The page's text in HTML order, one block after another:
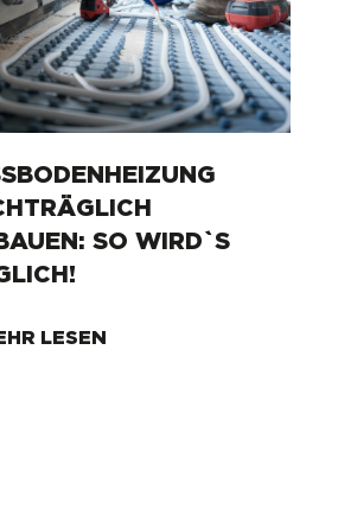
N
E
SO WIRD`S M
LESEN